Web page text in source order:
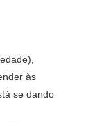
às
se dando